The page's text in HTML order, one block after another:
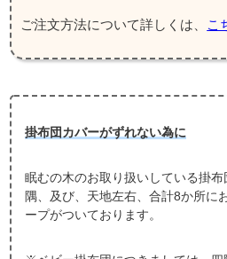
ご注文方法について詳しくは、 こ
掛布団カバーがずれない為に
眠むの木のお取り扱いしている掛
隅、及び、天地左右、合計8か所に
ープがついております。